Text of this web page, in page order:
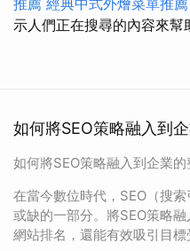
推薦 經典中式外燴菜單推薦
示人們正在搜尋的內容來幫
如何將SEO策略融入到
如何將SEO策略融入到企業
在當今數位時代，SEO（搜
或缺的一部分。將SEO策略
網站排名，還能有效吸引目標